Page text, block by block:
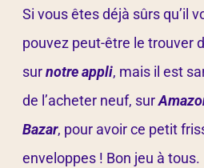
Si vous êtes déjà sûrs qu’il
pouvez peut-être le trouver
surnotre appli, mais il est
de l’acheter neuf, sur
Bazar, pour avoir ce petit
enveloppes ! Bon jeu à tous.